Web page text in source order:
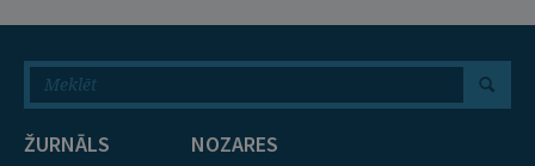
ŽURNĀLS NOZARES